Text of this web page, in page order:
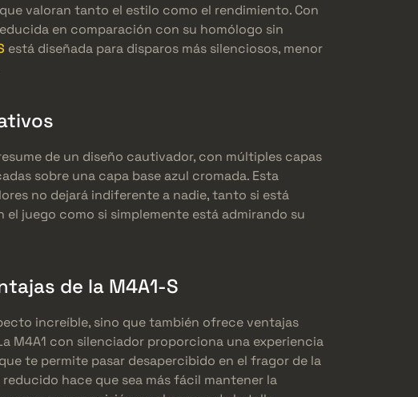
valoran tanto el estilo como el rendimiento. Con
en comparación con su homólogo sin
está diseñada para disparos más silenciosos, menor
de un diseño cautivador, con múltiples capas
sobre una capa base azul cromada. Esta
no dejará indiferente a nadie, tanto si está
el juego como si simplemente está admirando su
de la M4A1-S
increíble, sino que también ofrece ventajas
M4A1 con silenciador proporciona una experiencia
te permite pasar desapercibido en el fragor de la
hace que sea más fácil mantener la